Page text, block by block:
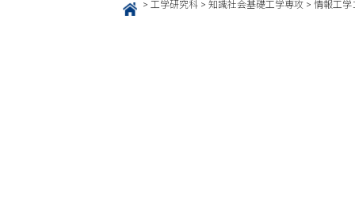
HOME > 工学研究科 > 知識社会基礎工学専攻 > 情報工学